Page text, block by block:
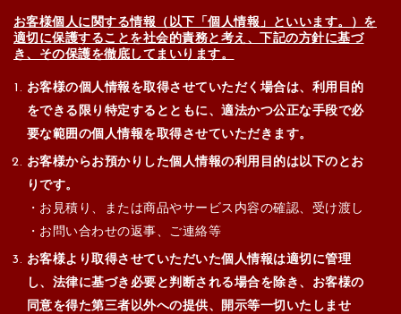
お客様個人に関する情報（以下「個人情報」といいます。）を
適切に保護することを社会的責務と考え、下記の方針に基づ
き、その保護を徹底してまいります。
お客様の個人情報を取得させていただく場合は、利用目的
をできる限り特定するとともに、適法かつ公正な手段で必
要な範囲の個人情報を取得させていただきます。
お客様からお預かりした個人情報の利用目的は以下のとお
りです。
・お見積り、または商品やサービス内容の確認、受け渡し
・お問い合わせの返事、ご連絡等
お客様より取得させていただいた個人情報は適切に管理
し、法律に基づき必要と判断される場合を除き、お客様の
同意を得た第三者以外への提供、開示等一切いたしませ